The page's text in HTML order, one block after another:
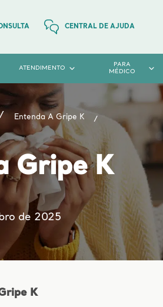
CENTRAL DE AJUDA
ATENDIMENTO
PARA
MÉDICO
Entenda A Gripe K
Gripe K
de 2025
K